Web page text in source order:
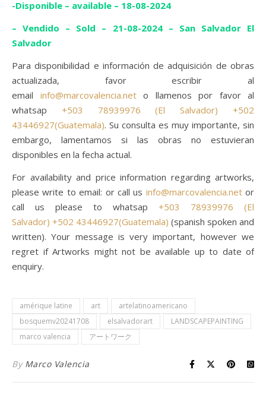
-Disponible – available – 18-08-2024
– Vendido – Sold – 21-08-2024 – San Salvador El
Salvador
Para disponibilidad e información de adquisición de obras
actualizada, favor escribir al
email info@marcovalencia.neto llamenos por favor al
whatsap +503 78939976 (El Salvador)
+502
43446927(Guatemala). Su consulta es muy importante, sin
embargo, lamentamos si las obras no estuvieran
disponibles en la fecha actual.
For availability and price information regarding artworks,
please write to email: or call us info@marcovalencia.netor
call us please to whatsap +503 78939976 (El
Salvador) +502 43446927(Guatemala) (spanish spoken and
written). Your message is very important, however we
regret if Artworks might not be available up to date of
enquiry.
amérique latine art
artelatinoamericano
bosquemv20241708
elsalvadorart
LANDSCAPEPAINTING
marco valencia
アートワーク
By Marco Valencia